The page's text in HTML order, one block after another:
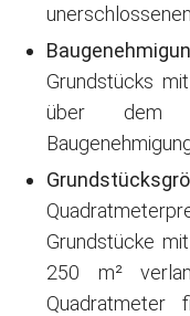
Grundstücks
über dem
Grundstücke
250 m²
Quadratmeter